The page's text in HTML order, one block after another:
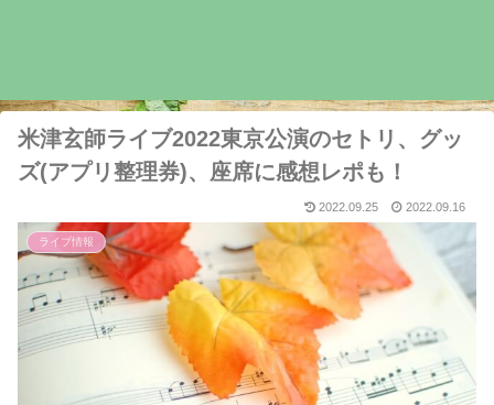
米津玄師ライブ2022東京公演のセトリ、グッ
ズ(アプリ整理券)、座席に感想レポも！
2022.09.25 2022.09.16
ライブ情報